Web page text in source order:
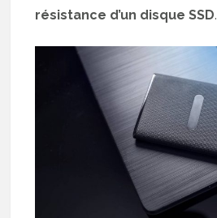
résistance d’un disque SSD.